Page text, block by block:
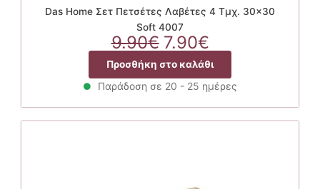
Das Home Σετ Πετσέτες Λαβέτες 4 Τμχ. 30×30
Soft 4007
9.90€ Original
price
was:
9.90€.
7.90€Η
τρέχουσα
τιμή
είναι:
7.90€.
Προσθήκη στο καλάθι
Παράδοση σε 20 - 25 ημέρες